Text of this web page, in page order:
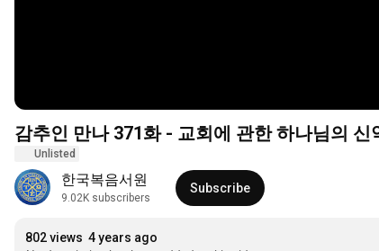
감추인 만나 371화 - 교회에 관한 하나님의 신
Unlisted
한국복음서원
9.02K subscribers
Subscribe
802 views 4 years ago